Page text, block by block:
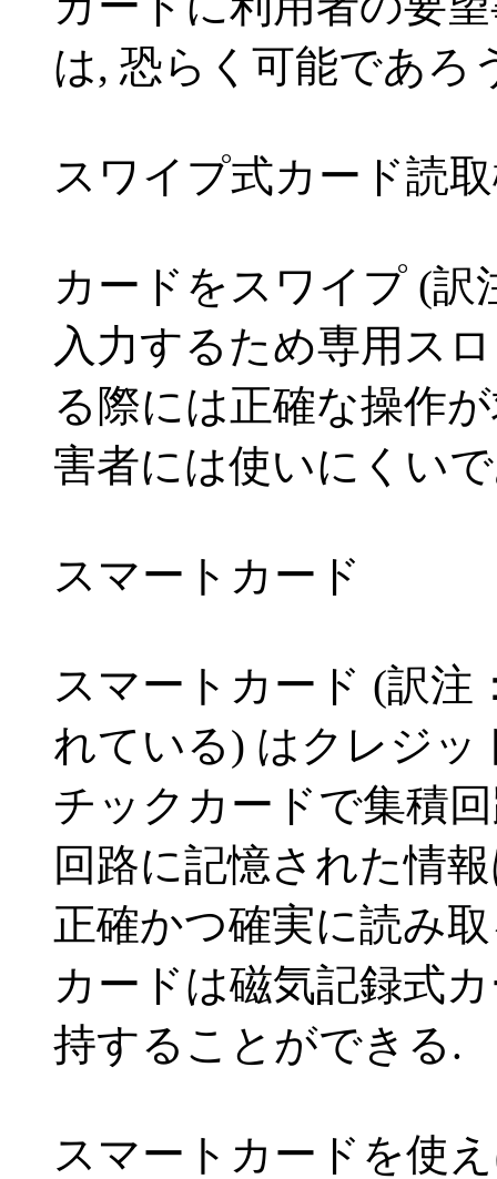
は, 恐らく可能であろ
スワイプ式カード読
カードをスワイプ (
入力するため専用ス
る際には正確な操作
害者には使いにくい
スマートカード
スマートカード (訳注
れている) はクレジッ
チックカードで集積
回路に記憶された情
正確かつ確実に読み
カードは磁気記録式
持することができる.
スマートカードを使